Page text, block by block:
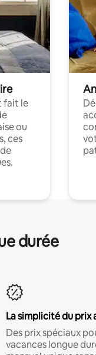
fait le
ou
ces
durée
La simplicité du prix
Des prix spéciaux
vacances longue